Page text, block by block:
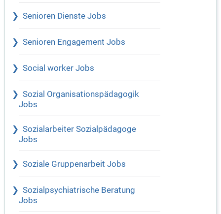
Senioren Dienste Jobs
Senioren Engagement Jobs
Social worker Jobs
Sozial Organisationspädagogik
Jobs
Sozialarbeiter Sozialpädagoge
Jobs
Soziale Gruppenarbeit Jobs
Sozialpsychiatrische Beratung
Jobs